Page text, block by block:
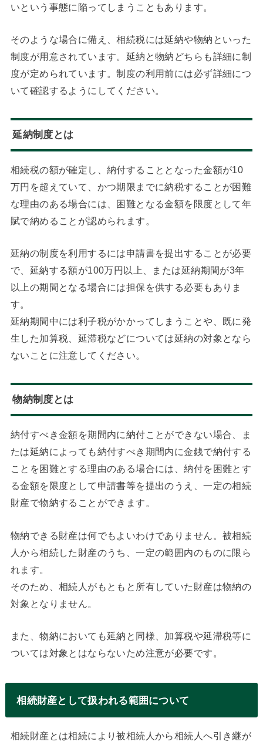
いという事態に陥ってしまうこともあります。
そのような場合に備え、相続税には延納や物納といった
制度が用意されています。延納と物納どちらも詳細に制
度が定められています。制度の利用前には必ず詳細につ
いて確認するようにしてください。
延納制度とは
相続税の額が確定し、納付することとなった金額が10
万円を超えていて、かつ期限までに納税することが困難
な理由のある場合には、困難となる金額を限度として年
賦で納めることが認められます。
延納の制度を利用するには申請書を提出することが必要
で、延納する額が100万円以上、または延納期間が3年
以上の期間となる場合には担保を供する必要もありま
す。
延納期間中には利子税がかかってしまうことや、既に発
生した加算税、延滞税などについては延納の対象となら
ないことに注意してください。
物納制度とは
納付すべき金額を期間内に納付ことができない場合、ま
たは延納によっても納付すべき期間内に金銭で納付する
ことを困難とする理由のある場合には、納付を困難とす
る金額を限度として申請書等を提出のうえ、一定の相続
財産で物納することができます。
物納できる財産は何でもよいわけでありません。被相続
人から相続した財産のうち、一定の範囲内のものに限ら
れます。
そのため、相続人がもともと所有していた財産は物納の
対象となりません。
また、物納においても延納と同様、加算税や延滞税等に
ついては対象とはならないため注意が必要です。
相続財産として扱われる範囲について
相続財産とは相続により被相続人から相続人へ引き継が